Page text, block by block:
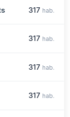
317 hab.
317 hab.
317 hab.
317 hab.